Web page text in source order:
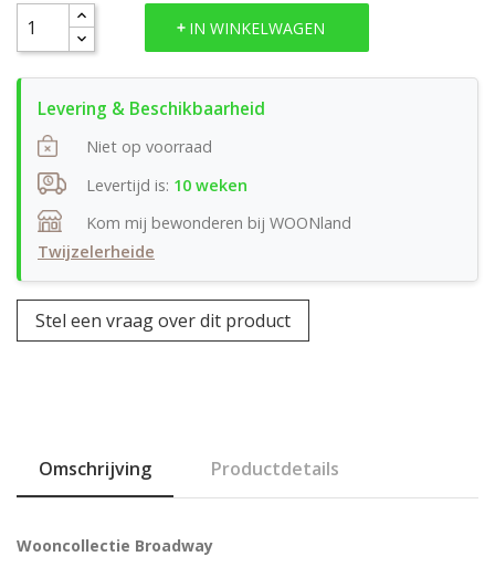
IN WINKELWAGEN
Niet op voorraad
Levertijd is: 10 weken
Kom mij bewonderen bij WOONland
Twijzelerheide
Stel een vraag over dit product
Omschrijving Productdetails
Wooncollectie Broadway